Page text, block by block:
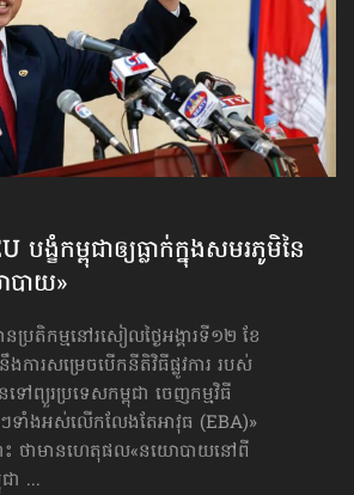
បង្ខំកម្ពុជាឲ្យធ្លាក់ក្នុងសមរភូមិនៃ​
បាយ»
នប្រតិកម្មនៅរសៀលថ្ងៃអង្គារទី១២ ខែ
ងការសម្រេចបើកនីតិវិធីផ្លូវការ របស់
ព្យួរប្រទេស​កម្ពុជា ចេញកម្មវិធី
ៗទាំងអស់​លើកលែង​​តែអាវុធ (EBA)»
ថាមានហេតុផល«នយោបាយនៅពី
ា ...